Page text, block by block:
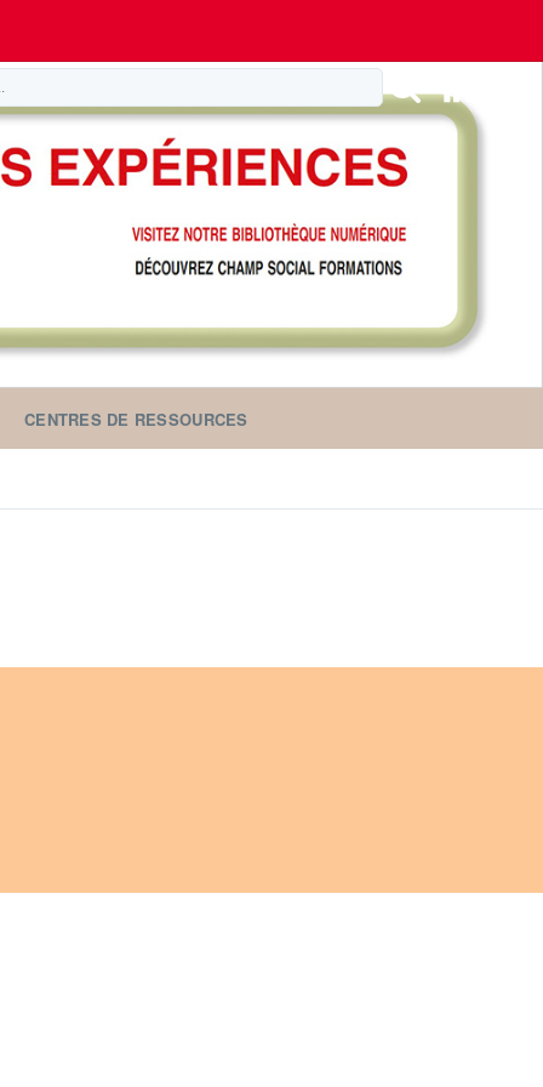
CENTRES DE RESSOURCES